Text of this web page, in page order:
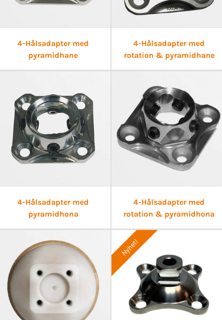
4-Hålsadapter med
pyramidhane
4-Hålsadapter med
rotation & pyramidhane
4-Hålsadapter med
pyramidhona
4-Hålsadapter med
rotation & pyramidhona
Nyhet!